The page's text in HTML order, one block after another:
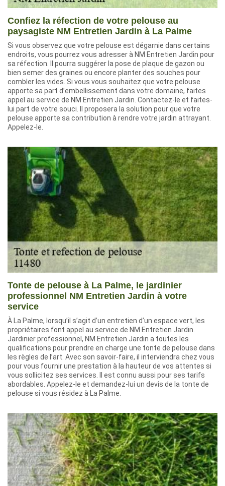
Confiez la réfection de votre pelouse au
paysagiste NM Entretien Jardin à La Palme
Si vous observez que votre pelouse est dégarnie dans certains
endroits, vous pourrez vous adresser à NM Entretien Jardin pour
sa réfection. Il pourra suggérer la pose de plaque de gazon ou
bien semer des graines ou encore planter des souches pour
combler les vides. Si vous vous souhaitez que votre pelouse
apporte sa part d’embellissement dans votre domaine, faites
appel au service de NM Entretien Jardin. Contactez-le et faites-
lui part de votre souci. Il proposera la solution pour que votre
pelouse apporte sa contribution à rendre votre jardin attrayant.
Appelez-le.
Tonte de pelouse à La Palme, le jardinier
professionnel NM Entretien Jardin à votre
service
À La Palme, lorsqu’il s’agit d’un entretien d’un espace vert, les
propriétaires font appel au service de NM Entretien Jardin.
Jardinier professionnel, NM Entretien Jardin a toutes les
qualifications pour prendre en charge une tonte de pelouse dans
les règles de l’art. Avec son savoir-faire, il interviendra chez vous
pour vous fournir une prestation à la hauteur de vos attentes si
vous sollicitez ses services. Il est connu aussi pour ses tarifs
abordables. Appelez-le et demandez-lui un devis de la tonte de
pelouse si vous résidez à La Palme.